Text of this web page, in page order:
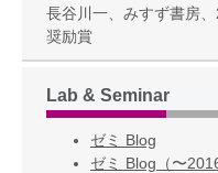
長谷川一、みすず書房
奨励賞
Lab & Seminar
ゼミ Blog
ゼミ Blog（〜